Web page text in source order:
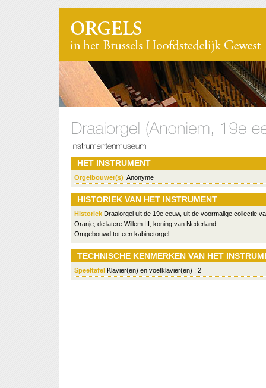
HET INSTRUMENT
Orgelbouwer(s) Anonyme
HISTORIEK VAN HET INSTRUMENT
Historiek Draaiorgel uit de 19e eeuw, uit de voormalige collectie
Oranje, de latere Willem III, koning van Nederland.
Omgebouwd tot een kabinetorgel...
TECHNISCHE KENMERKEN VAN HET
Speeltafel Klavier(en) en voetklavier(en) : 2